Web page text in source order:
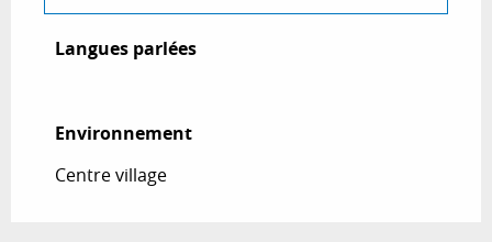
Langues parlées
Langues parlées
Environnement
Environnement
Centre village